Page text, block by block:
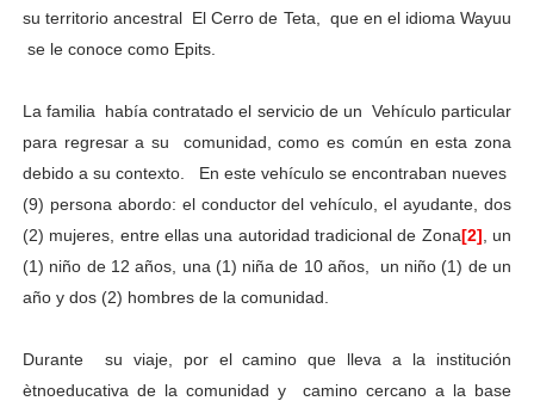
su territorio ancestral El Cerro de Teta, que en el idioma Wayuu
se le conoce como Epits.
La familia había contratado el servicio de un Vehículo particular
para regresar a su comunidad, como es común en esta zona
debido a su contexto. En este vehículo se encontraban nueves
(9) persona abordo: el conductor del vehículo, el ayudante, dos
(2) mujeres, entre ellas una autoridad tradicional de Zona[2] , un
(1) niño de 12 años, una (1) niña de 10 años, un niño (1) de un
año y dos (2) hombres de la comunidad.
Durante su viaje, por el camino que lleva a la institución
ètnoeducativa de la comunidad y camino cercano a la base